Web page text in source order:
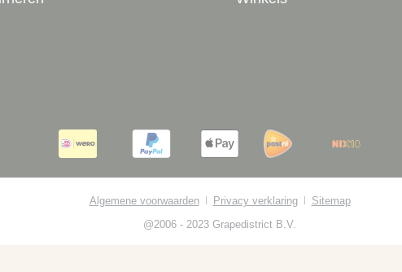
Algemene voorwaarden Privacy verklaring
Sitemap
@2006 - 2023 Grapedistrict B.V.